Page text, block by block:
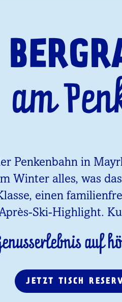
am
Penkenbahn in
Winter alles, was
einen
Ski-Highlight.
auf
JETZT TISCH